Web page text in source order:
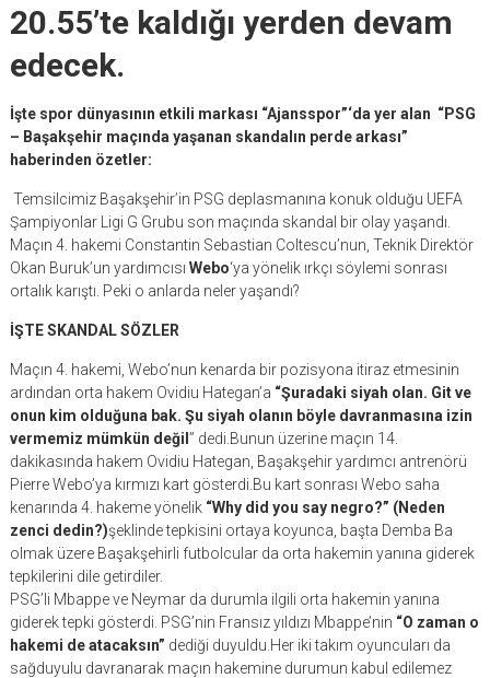
20.55’te kaldığı yerden devam
edecek.
İşte spor dünyasının etkili markası “Ajansspor”‘da yer alan “PSG
– Başakşehir maçında yaşanan skandalın perde arkası”
haberinden özetler:
Temsilcimiz Başakşehir’in PSG deplasmanına konuk olduğu UEFA
Şampiyonlar Ligi G Grubu son maçında skandal bir olay yaşandı.
Maçın 4. hakemi Constantin Sebastian Coltescu’nun, Teknik Direktör
Okan Buruk’un yardımcısı Webo‘ya yönelik ırkçı söylemi sonrası
ortalık karıştı. Peki o anlarda neler yaşandı?
İŞTE SKANDAL SÖZLER
Maçın 4. hakemi, Webo’nun kenarda bir pozisyona itiraz etmesinin
ardından orta hakem Ovidiu Hategan’a “Şuradaki siyah olan. Git ve
onun kim olduğuna bak. Şu siyah olanın böyle davranmasına izin
vermemiz mümkün değil ” dedi.Bunun üzerine maçın 14.
dakikasında hakem Ovidiu Hategan, Başakşehir yardımcı antrenörü
Pierre Webo’ya kırmızı kart gösterdi.Bu kart sonrası Webo saha
kenarında 4. hakeme yönelik “Why did you say negro?” (Neden
zenci dedin?)şeklinde tepkisini ortaya koyunca, başta Demba Ba
olmak üzere Başakşehirli futbolcular da orta hakemin yanına giderek
tepkilerini dile getirdiler.
PSG’li Mbappe ve Neymar da durumla ilgili orta hakemin yanına
giderek tepki gösterdi. PSG’nin Fransız yıldızı Mbappe’nin “O zaman o
hakemi de atacaksın” dediği duyuldu.Her iki takım oyuncuları da
sağduyulu davranarak maçın hakemine durumun kabul edilemez